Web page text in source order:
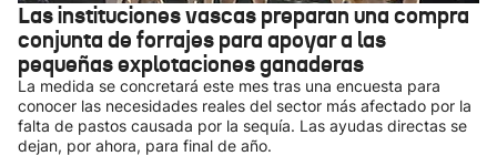
Las instituciones vascas preparan una compra
conjunta de forrajes para apoyar a las
pequeñas explotaciones ganaderas
La medida se concretará este mes tras una encuesta para
conocer las necesidades reales del sector más afectado por la
falta de pastos causada por la sequía. Las ayudas directas se
dejan, por ahora, para final de año.